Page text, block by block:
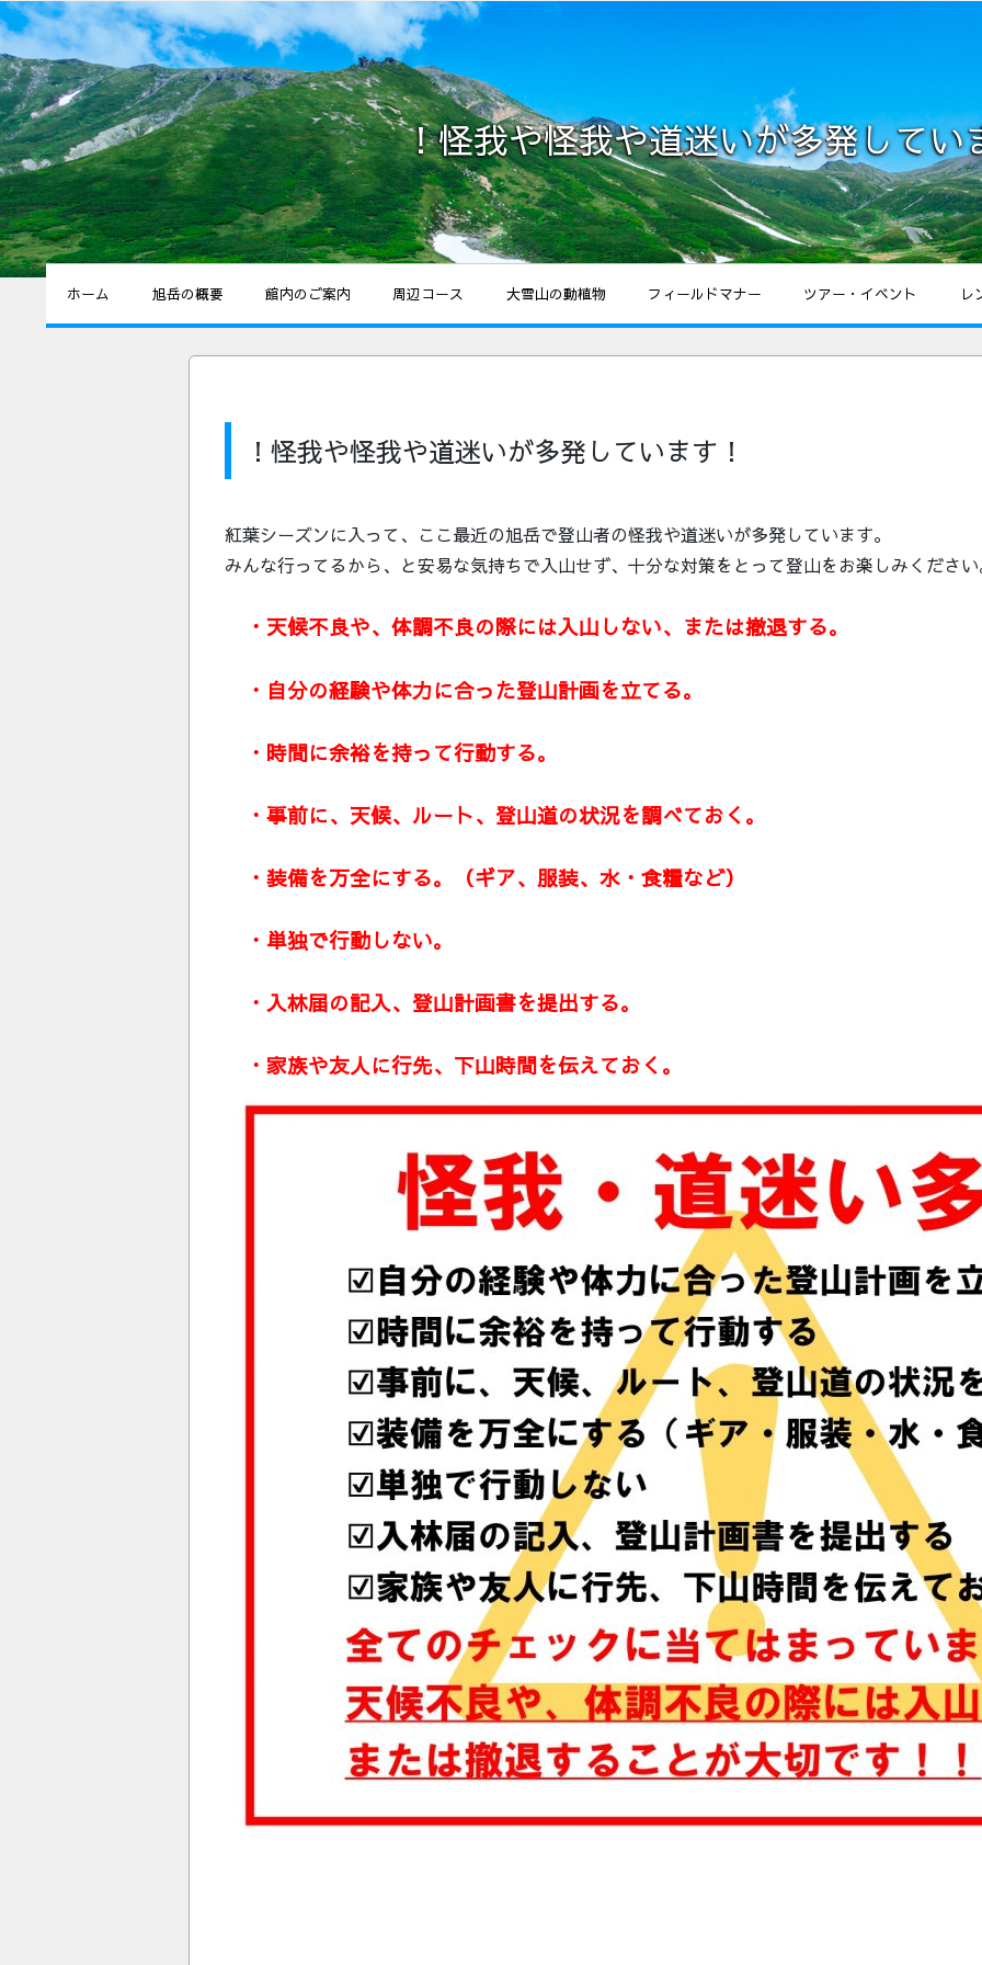
！怪我や怪我や道迷いが多発してい
ホーム 旭岳の概要 館内のご案内 周辺コース 大雪山の動植物 フィールドマナー ツアー・イベント レ
！怪我や怪我や道迷いが多発しています！
紅葉シーズンに入って、ここ最近の旭岳で登山者の怪我や道迷いが多発しています。
みんな行ってるから、と安易な気持ちで入山せず、十分な対策をとって登山をお楽しみくださ
・天候不良や、体調不良の際には入山しない、または撤退する。
・自分の経験や体力に合った登山計画を立てる。
・時間に余裕を持って行動する。
・事前に、天候、ルート、登山道の状況を調べておく。
・装備を万全にする。（ギア、服装、水・食糧など）
・単独で行動しない。
・入林届の記入、登山計画書を提出する。
・家族や友人に行先、下山時間を伝えておく。